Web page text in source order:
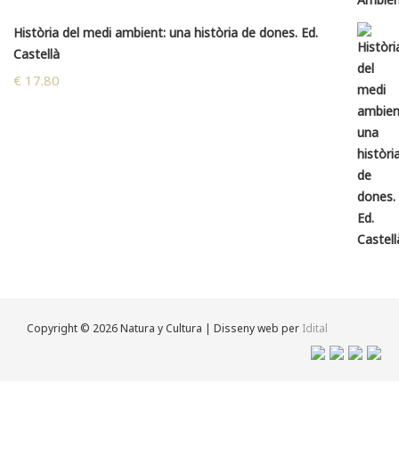
Història del medi ambient: una història de dones. Ed.
Castellà
€ 17.80
Copyright © 2026 Natura y Cultura | Disseny web per Idital